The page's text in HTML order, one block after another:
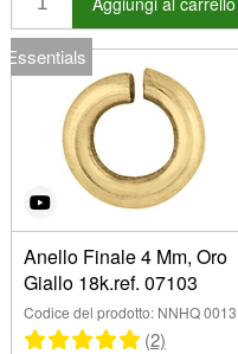
17.00cm (1)
2.80mm (1)
18 cm (11)
2.95mm (1)
18,00 mm (12)
19,00 mm (2)
3.10mm (1)
2,10 mm (2)
2,60 mm (1)
Essentials
Anello Finale 4 Mm, Oro
Giallo 18k.ref. 07103
Codice del prodotto: NNHQ 0013
(2)